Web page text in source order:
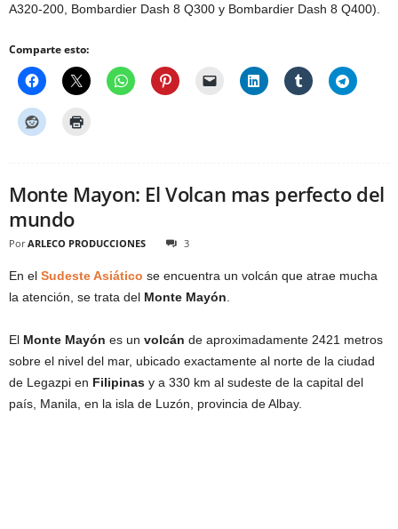
A320-200, Bombardier Dash 8 Q300 y Bombardier Dash 8 Q400).
Comparte esto:
Monte Mayon: El Volcan mas perfecto del
mundo
Por ARLECO PRODUCCIONES 3
En el Sudeste Asiático se encuentra un volcán que atrae mucha
la atención, se trata del Monte Mayón.
El Monte Mayón es un volcán de aproximadamente 2421 metros
sobre el nivel del mar, ubicado exactamente al norte de la ciudad
de Legazpi en Filipinas y a 330 km al sudeste de la capital del
país, Manila, en la isla de Luzón, provincia de Albay.